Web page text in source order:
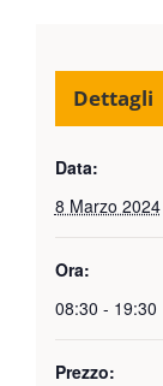
Dettagli
Data:
8 Marzo 2024
Ora:
08:30 - 19:30
Prezzo: